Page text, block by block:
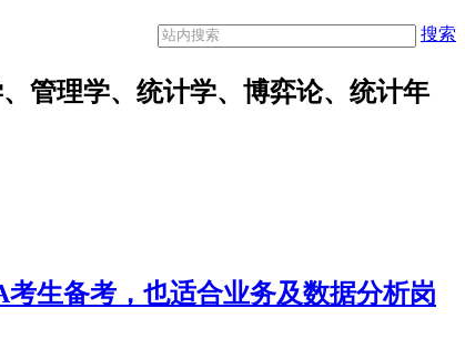
搜索
管理学、统计学、博弈论、统计年
生备考，也适合业务及数据分析岗